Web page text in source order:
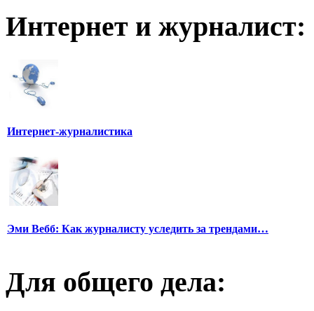
Интернет и журналист:
Интернет-журналистика
Эми Вебб: Как журналисту уследить за трендами…
Для общего дела: